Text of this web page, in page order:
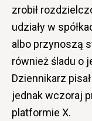
zrobił
udziały w
albo przynoszą
również śladu o
Dziennikarz
jednak wczoraj
platformie X.